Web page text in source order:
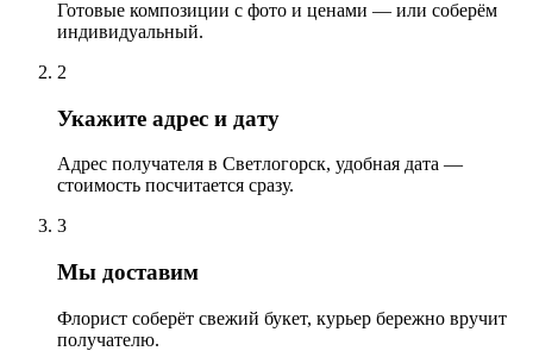
Готовые композиции с фото и ценами — или соберём
индивидуальный.
2
Укажите адрес и дату
Адрес получателя в Светлогорск, удобная дата —
стоимость посчитается сразу.
3
Мы доставим
Флорист соберёт свежий букет, курьер бережно вручит
получателю.